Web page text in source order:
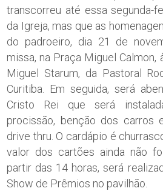
transcorreu até essa segunda-
da Igreja, mas que as
do padroeiro, dia 21 de
missa, na Praça Miguel Calmon,
Miguel Starum, da Pastoral
Curitiba. Em seguida, será
Cristo Rei que será
procissão, benção dos carros
drive thru. O cardápio é
valor dos cartões ainda não
partir das 14 horas, será
Show de Prêmios no pavilhão.